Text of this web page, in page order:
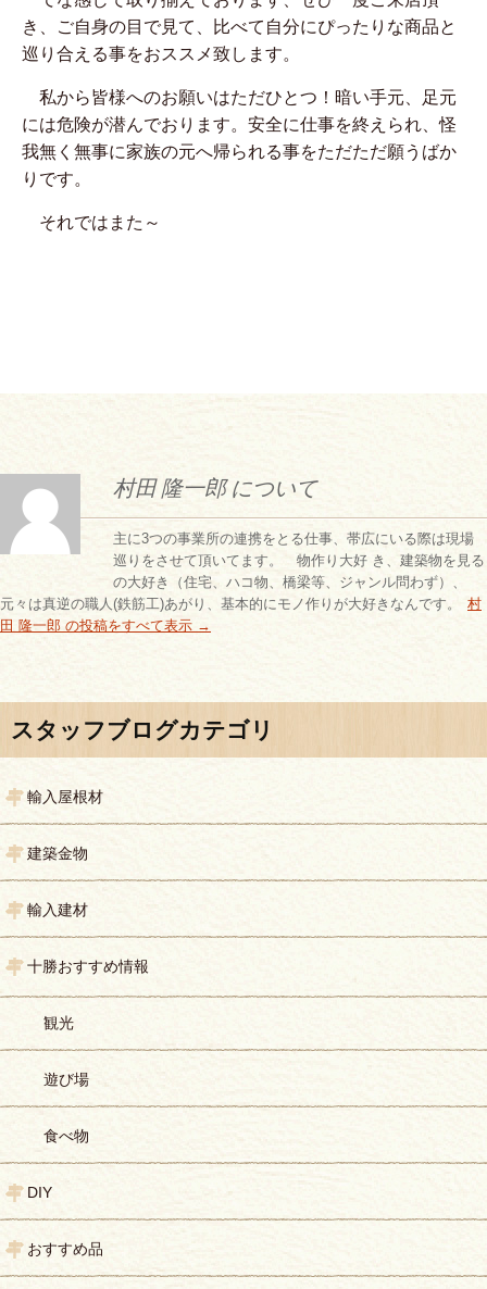
き、ご自身の目で見て、比べて自分にぴったりな商品と
巡り合える事をおススメ致します。
私から皆様へのお願いはただひとつ！暗い手元、足元
には危険が潜んでおります。安全に仕事を終えられ、怪
我無く無事に家族の元へ帰られる事をただただ願うばか
りです。
それではまた～
村田 隆一郎 について
主に3つの事業所の連携をとる仕事、帯広にいる際は現場
巡りをさせて頂いてます。 物作り大好 き、建築物を見る
の大好き（住宅、ハコ物、橋梁等、ジャンル問わず）、
元々は真逆の職人(鉄筋工)あがり、基本的にモノ作りが大好きなんです。
村
田 隆一郎 の投稿をすべて表示 →
投稿ナビゲーション
スタッフブログカテゴリ
輸入屋根材
建築金物
輸入建材
十勝おすすめ情報
観光
遊び場
食べ物
DIY
おすすめ品